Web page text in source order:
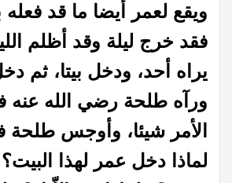
ويقع لعمر أيضا ما قد
فقد خرج ليلة وقد أظلم
يراه أحد، ودخل بيتا، ثم
ورآه طلحة رضي الله
الأمر شيئا، وأوجس طلحة
لماذا دخل عمر لهذا البيت؟